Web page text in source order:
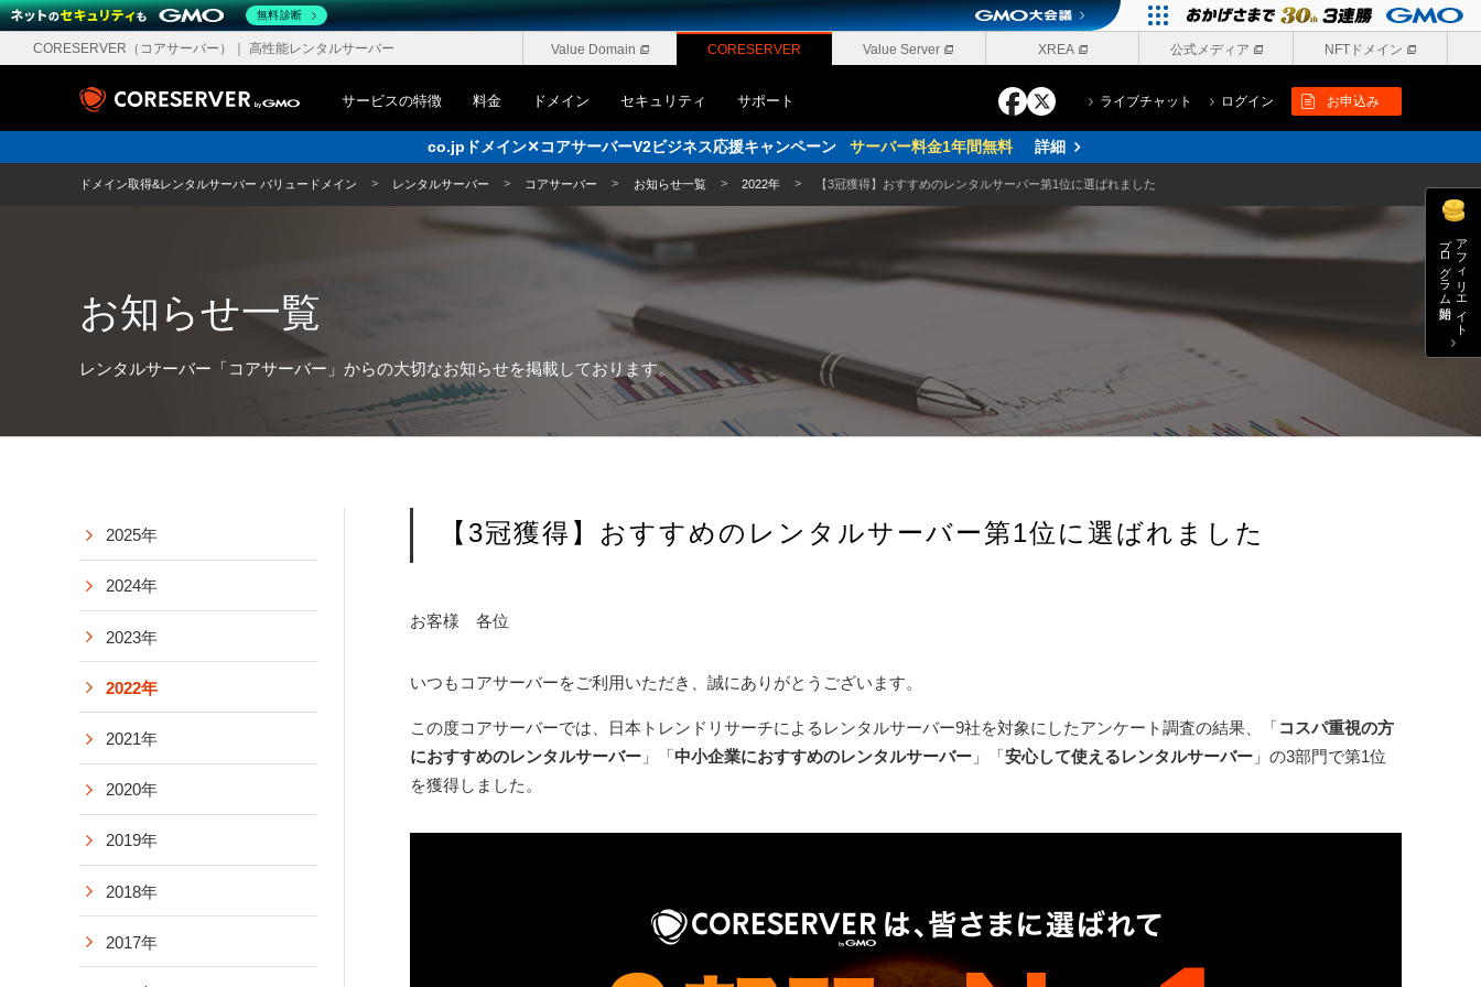
CORESERVER（コアサーバー） ｜ 高性能レンタルサーバー Value Domain CORESERVER Value Server XREA 公式メディア NFTドメイン
サービスの特徴 料金 ドメイン セキュリティ サポート ライブチャット ログイン お申込み
アフィリエイト
プログラム開始
co.jpドメイン✕コアサーバーV2ビジネス応援キャンペーン サーバー料金1年間無料 詳細
ドメイン取得&レンタルサーバー バリュードメイン レンタルサーバー コアサーバー お知らせ一覧 2022年 【3冠獲得】おすすめのレンタルサーバー第1位に選ばれました
お知らせ一覧
レンタルサーバー「コアサーバー」からの大切なお知らせを掲載しております。
【3冠獲得】おすすめのレンタルサーバー第1位に選ばれました
お客様 各位
いつもコアサーバーをご利用いただき、誠にありがとうございます。
この度コアサーバーでは、日本トレンドリサーチによるレンタルサーバー9社を対象にしたアンケート調査の結果、「コスパ重視の方
におすすめのレンタルサーバー 」「中小企業におすすめのレンタルサーバー 」「安心して使えるレンタルサーバー 」の3部門で第1位
を獲得しました。
2025年
2024年
2023年
2022年
2021年
2020年
2019年
2018年
2017年
無料診断